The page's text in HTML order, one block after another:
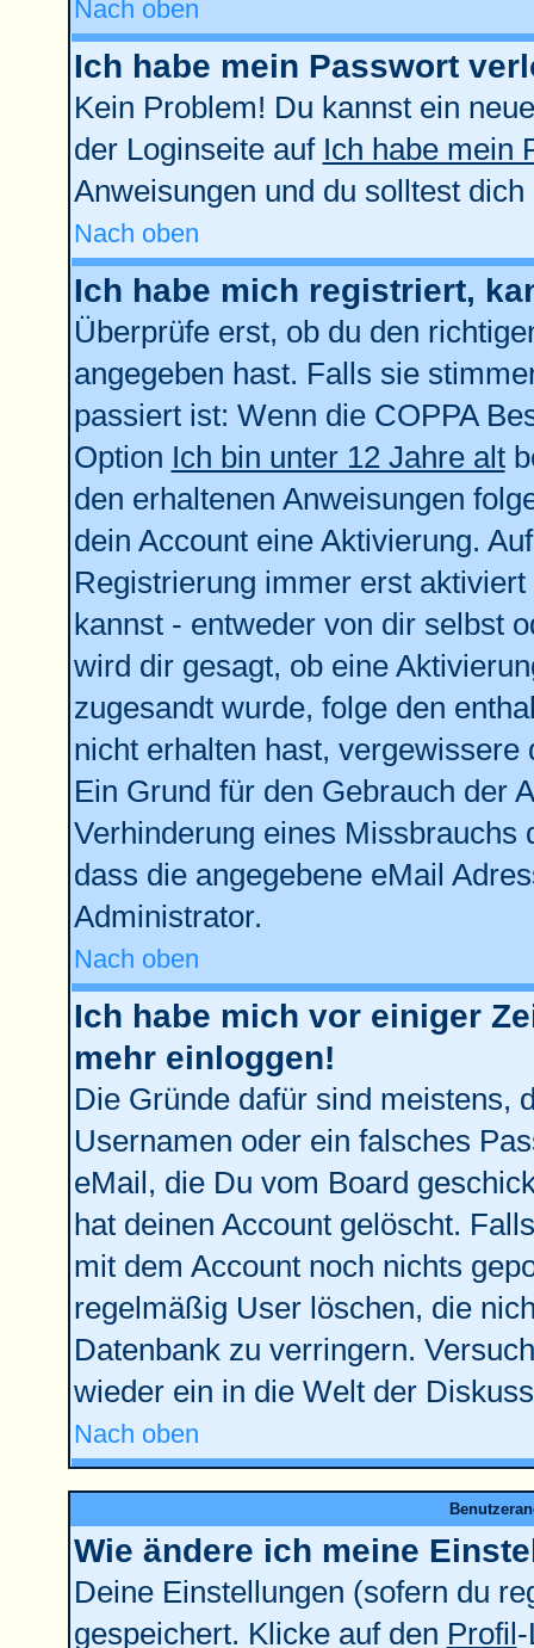
Nach oben
Ich habe mein Passwort
Kein Problem! Du kannst ein
der Loginseite auf Ich habe mein
Anweisungen und du solltest
Nach oben
Ich habe mich registriert,
Überprüfe erst, ob du den
angegeben hast. Falls sie
passiert ist: Wenn die COPPA
Option Ich bin unter 12 Jahre alt
den erhaltenen Anweisungen
dein Account eine Aktivierung.
Registrierung immer erst
kannst - entweder von dir selbst
wird dir gesagt, ob eine
zugesandt wurde, folge den
nicht erhalten hast,
Ein Grund für den Gebrauch der
Verhinderung eines
dass die angegebene eMail
Administrator.
Nach oben
Ich habe mich vor einiger
mehr einloggen!
Die Gründe dafür sind meistens,
Usernamen oder ein falsches
eMail, die Du vom Board
hat deinen Account gelöscht.
mit dem Account noch nichts
regelmäßig User löschen, die
Datenbank zu verringern.
wieder ein in die Welt der
Nach oben
Wie ändere ich meine
Deine Einstellungen (sofern du
gespeichert. Klicke auf den Profil